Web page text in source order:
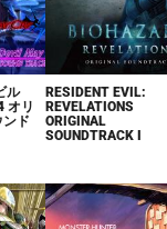
ル
オリ
ンド
RESIDENT EVIL:
REVELATIONS
ORIGINAL
SOUNDTRACK I